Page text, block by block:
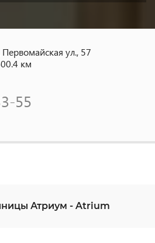
Первомайская ул., 57
км
55
Атриум - Atrium